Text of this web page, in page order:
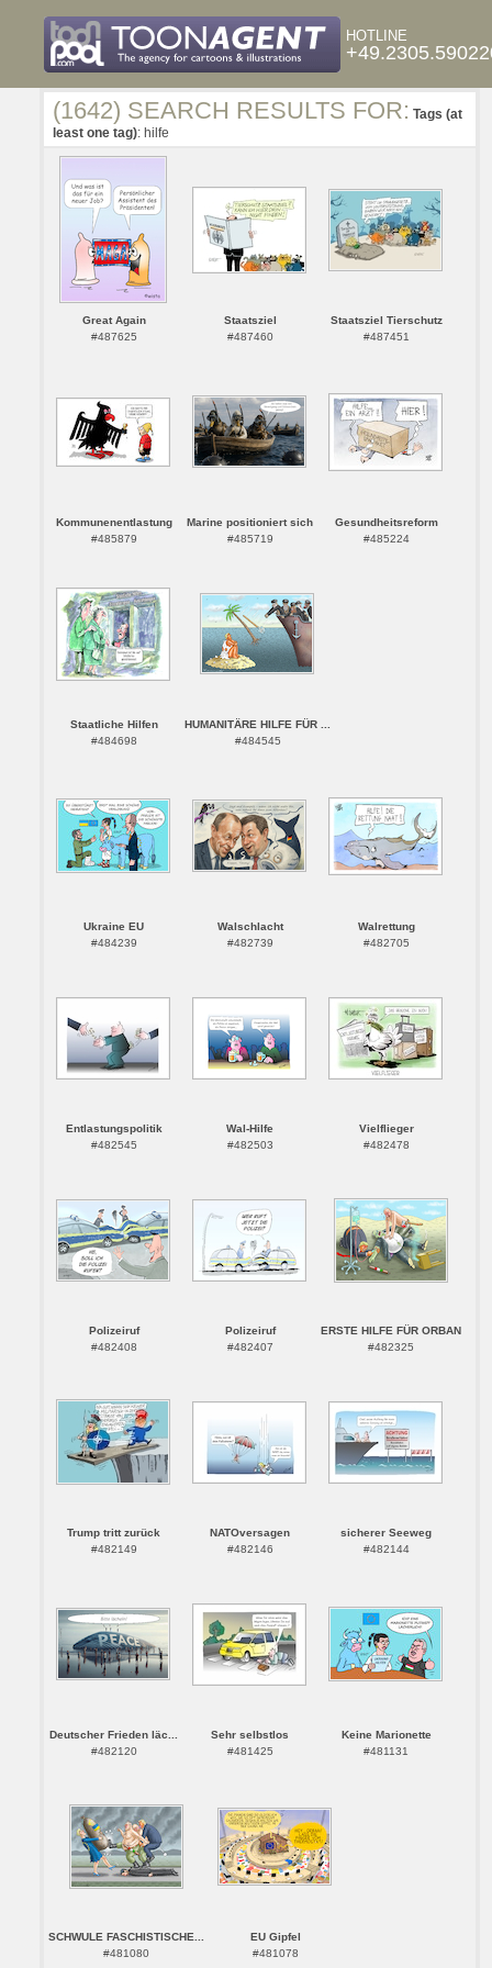
HOTLINE
(1642) SEARCH RESULTS FOR: Tags (at
least one tag): hilfe
Great Again
#487625
Staatsziel
#487460
Staatsziel Tierschutz
#487451
Kommunenentlastung
#485879
Marine positioniert sich
#485719
Gesundheitsreform
#485224
Staatliche Hilfen
#484698
HUMANITÄRE HILFE FÜR ...
#484545
Ukraine EU
#484239
Walschlacht
#482739
Walrettung
#482705
Entlastungspolitik
#482545
Wal-Hilfe
#482503
Vielflieger
#482478
Polizeiruf
#482408
Polizeiruf
#482407
ERSTE HILFE FÜR ORBAN
#482325
Trump tritt zurück
#482149
NATOversagen
#482146
sicherer Seeweg
#482144
Deutscher Frieden läc...
#482120
Sehr selbstlos
#481425
Keine Marionette
#481131
SCHWULE FASCHISTISCHE...
#481080
EU Gipfel
#481078